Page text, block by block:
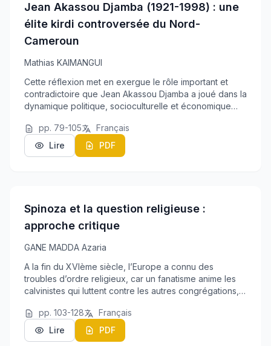
Jean Akassou Djamba (1921-1998) : une
élite kirdi controversée du Nord-
Cameroun
Mathias KAIMANGUI
Cette réflexion met en exergue le rôle important et
contradictoire que Jean Akassou Djamba a joué dans la
dynamique politique, socioculturelle et économique
facteurs qui ont déterminé son émerg...
pp. 79-105
Français
Lire
PDF
Spinoza et la question religieuse :
approche critique
GANE MADDA Azaria
A la fin du XVIème siècle, l’Europe a connu des
troubles d’ordre religieux, car un fanatisme anime les
calvinistes qui luttent contre les autres congrégations,
dans le politique ont accru leur po...
pp. 103-128
Français
Lire
PDF